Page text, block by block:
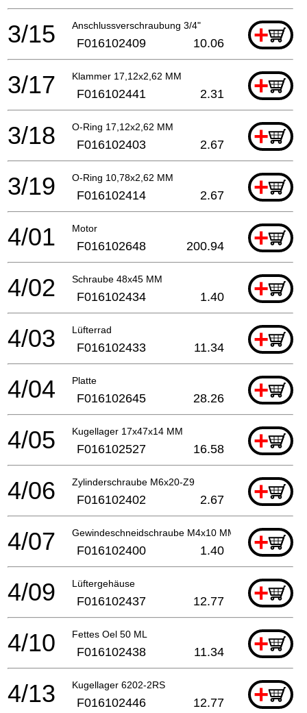
Anschlussverschraubung 3/4" +
3/15 F016102409 10.06
Klammer 17,12x2,62 MM +
3/17 F016102441 2.31
O-Ring 17,12x2,62 MM +
3/18 F016102403 2.67
O-Ring 10,78x2,62 MM +
3/19 F016102414 2.67
Motor +
4/01 F016102648 200.94
Schraube 48x45 MM +
4/02 F016102434 1.40
Lüfterrad +
4/03 F016102433 11.34
Platte +
4/04 F016102645 28.26
Kugellager 17x47x14 MM +
4/05 F016102527 16.58
Zylinderschraube M6x20-Z9 +
4/06 F016102402 2.67
Gewindeschneidschraube M4x10 MM +
4/07 F016102400 1.40
Lüftergehäuse +
4/09 F016102437 12.77
Fettes Oel 50 ML +
4/10 F016102438 11.34
Kugellager 6202-2RS +
4/13 F016102446 12.77